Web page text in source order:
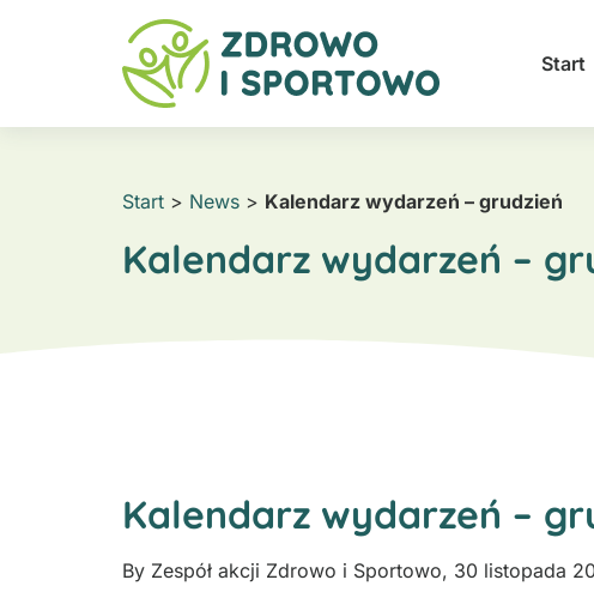
Start
Start > News > Kalendarz wydarzeń – grudzień
Kalendarz wydarzeń –
Kalendarz wydarzeń –
By Zespół akcji Zdrowo i Sportowo, 30 listopada